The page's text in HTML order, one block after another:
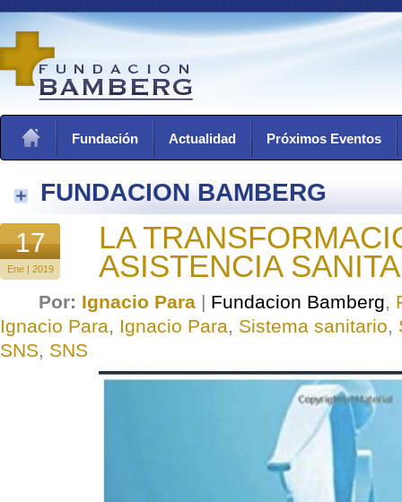
Fundación Actualidad Próximos Eventos
FUNDACION BAMBERG
17
Ene | 2019
LA
ASISTENCIA
Por: Ignacio Para | Fundacion Bamberg,
Ignacio Para, Ignacio Para, Sistema sanitario,
SNS, SNS